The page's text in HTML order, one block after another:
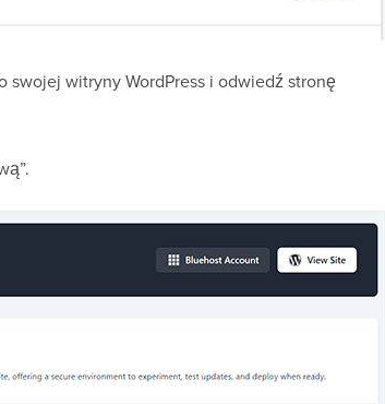
witryny WordPress i odwiedź stronę